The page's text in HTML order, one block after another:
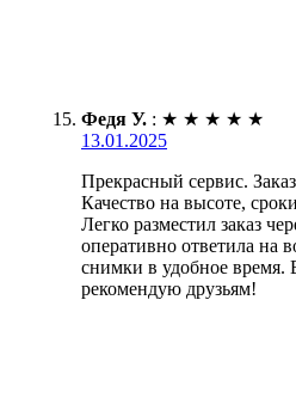
Федя У. : ★ ★ ★ ★ ★
13.01.2025
Прекрасный сервис.
Качество на высоте,
Легко разместил заказ
оперативно ответила на
снимки в удобное время.
рекомендую друзьям!